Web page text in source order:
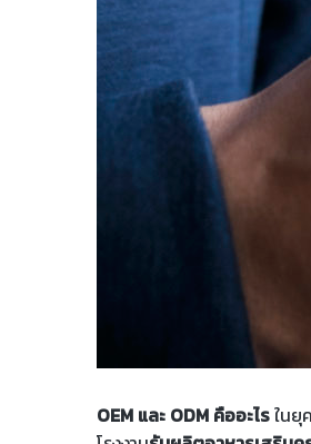
OEM และ ODM คืออะไรในยุ